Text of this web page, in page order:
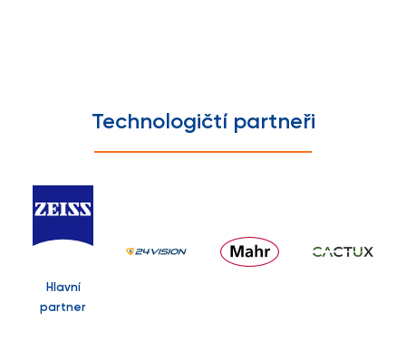
Technologičtí partneři
Hlavní
partner